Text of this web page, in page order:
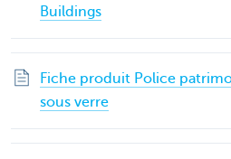
Buildings
Fiche produit Police
sous verre